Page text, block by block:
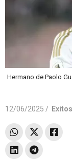
Hermano de Paolo
12/06/2025 /